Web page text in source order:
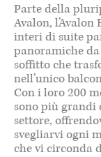
Parte della
Avalon,
interi di suite
panoramiche
soffitto che
nell’unico
Con i loro 200
sono più grandi
settore,
svegliarvi ogni
che vi circonda